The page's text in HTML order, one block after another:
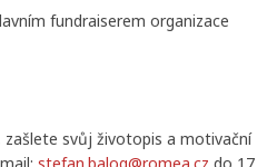
fundraiserem organizace
svůj životopis a motivační